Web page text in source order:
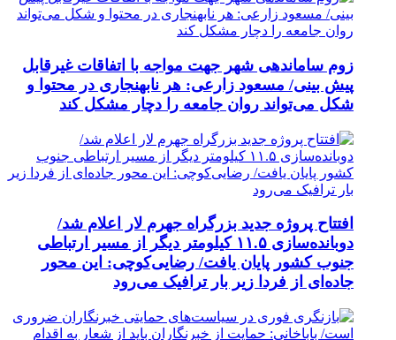
زوم ساماندهی شهر جهت مواجه با اتفاقات غیرقابل
پیش بینی/ مسعود زارعی: هر نابهنجاری در محتوا و
شکل می‌تواند روان جامعه را دچار مشکل کند
افتتاح پروژه جدید بزرگراه جهرم لار اعلام شد/
دوبانده‌سازی ۱۱.۵ کیلومتر دیگر از مسیر ارتباطی
جنوب کشور پایان یافت/ رضایی‌کوچی: این محور
جاده‌ای از فردا زیر بار ترافیک می‌رود